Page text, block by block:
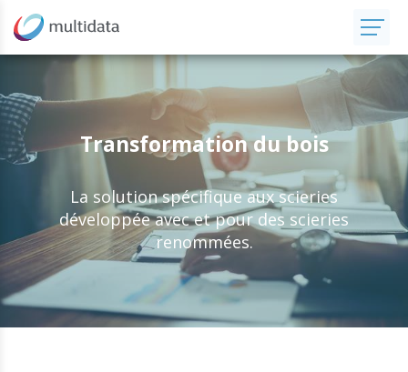
Transformation du bois
La solution spécifique aux scieries
développée avec et pour des scieries
renommées.